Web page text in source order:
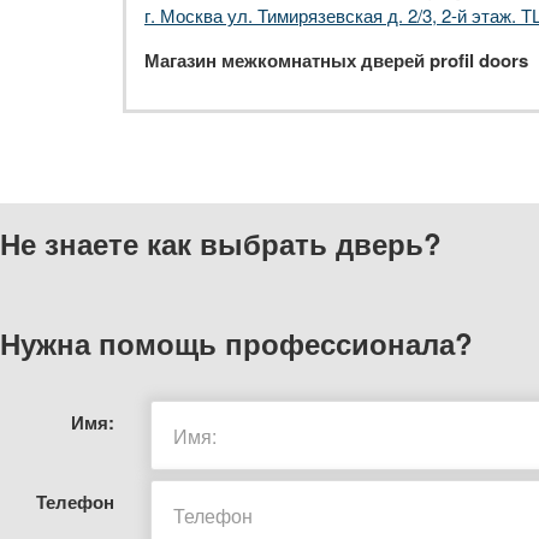
г. Москва ул. Тимирязевская д. 2/3, 2-й этаж.
Магазин межкомнатных дверей profil doors
Не знаете как выбрать дверь?
Нужна помощь профессионала?
Имя:
Телефон